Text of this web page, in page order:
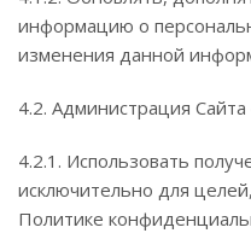
информацию о
изменения данной
4.2. Администрация Сайта
4.2.1. Использовать
исключительно для
Политике